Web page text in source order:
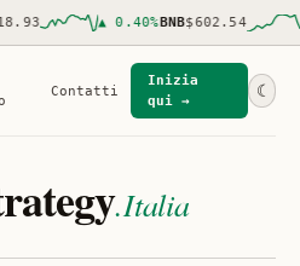
▲ 0.40%BNB$602.54 ▲
Contatti
Inizia
qui →
☾
.Italia